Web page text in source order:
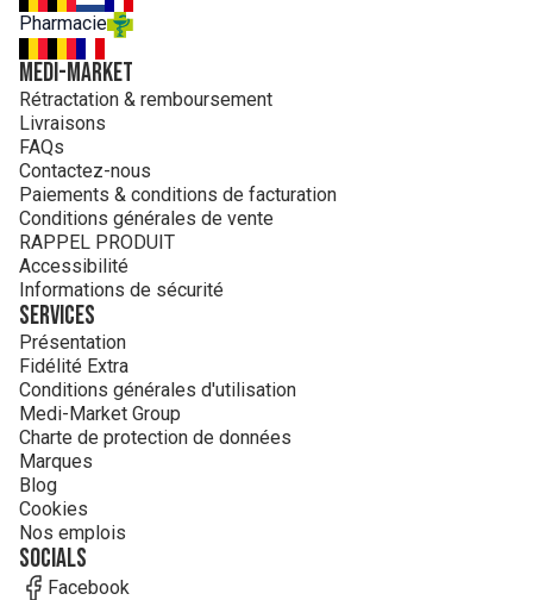
Pharmacie
MEDI-MARKET
Rétractation & remboursement
Livraisons
FAQs
Contactez-nous
Paiements & conditions de facturation
Conditions générales de vente
RAPPEL PRODUIT
Accessibilité
Informations de sécurité
Services
Présentation
Fidélité Extra
Conditions générales d'utilisation
Medi-Market Group
Charte de protection de données
Marques
Blog
Cookies
Nos emplois
Socials
Facebook